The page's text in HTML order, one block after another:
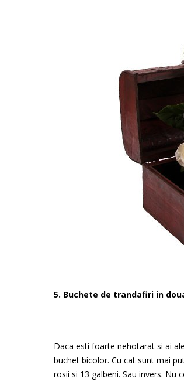
5. Buchete de trandafiri in
Daca esti foarte nehotarat si ai
buchet bicolor. Cu cat sunt mai
rosii si 13 galbeni. Sau invers.